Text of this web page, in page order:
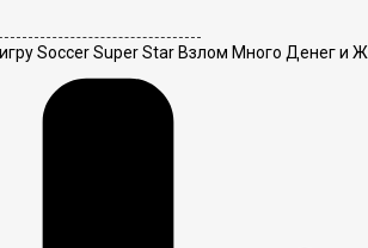
Soccer Super Star Взлом Много Денег и